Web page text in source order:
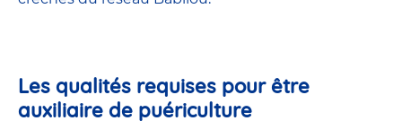
Les qualités requises pour être
auxiliaire de puériculture